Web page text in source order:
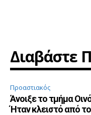
Διαβάστε
Προαστιακός
Άνοιξε το τμήμα
Ήταν κλειστό από